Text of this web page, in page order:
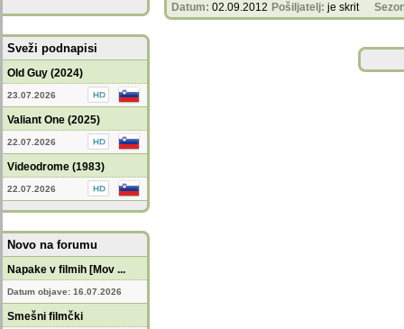
Sveži podnapisi
Old Guy (2024)
23.07.2026
Valiant One (2025)
22.07.2026
Videodrome (1983)
22.07.2026
Novo na forumu
Napake v filmih [Mov ...
Datum objave: 16.07.2026
Smešni filmčki
Datum: 02.09.2012 Pošiljatelj: je skrit